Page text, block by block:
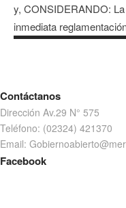
y, CONSIDERANDO:
inmediata
Contáctanos
Dirección Av.29 N° 575
Teléfono: (02324) 421370
Email:
Facebook